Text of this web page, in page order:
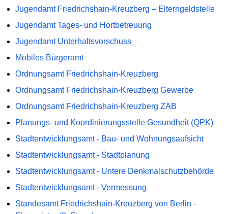
Jugendamt Friedrichshain-Kreuzberg – Elterngeldstelle
Jugendamt Tages- und Hortbetreuung
Jugendamt Unterhaltsvorschuss
Mobiles Bürgeramt
Ordnungsamt Friedrichshain-Kreuzberg
Ordnungsamt Friedrichshain-Kreuzberg Gewerbe
Ordnungsamt Friedrichshain-Kreuzberg ZAB
Planungs- und Koordinierungsstelle Gesundheit (QPK)
Stadtentwicklungsamt - Bau- und Wohnungsaufsicht
Stadtentwicklungsamt - Stadtplanung
Stadtentwicklungsamt - Untere Denkmalschutzbehörde
Stadtentwicklungsamt - Vermessung
Standesamt Friedrichshain-Kreuzberg von Berlin -